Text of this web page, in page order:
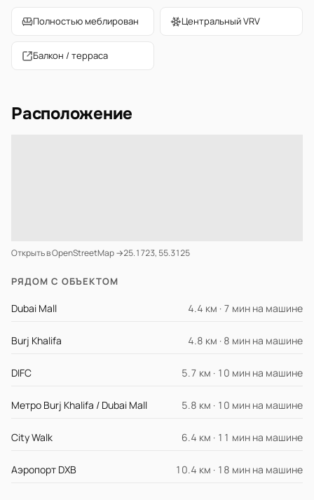
Полностью меблирован Центральный VRV
Балкон / терраса
Расположение
Открыть в OpenStreetMap →25.1723, 55.3125
РЯДОМ С ОБЪЕКТОМ
Dubai Mall 4.4 км · 7 мин на машине
Burj Khalifa 4.8 км · 8 мин на машине
DIFC 5.7 км · 10 мин на машине
Метро Burj Khalifa / Dubai Mall 5.8 км · 10 мин на машине
City Walk 6.4 км · 11 мин на машине
Аэропорт DXB 10.4 км · 18 мин на машине